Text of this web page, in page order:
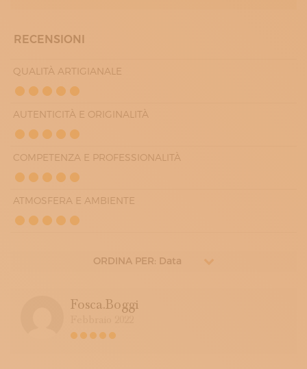
RECENSIONI
QUALITÀ ARTIGIANALE
AUTENTICITÀ E ORIGINALITÀ
COMPETENZA E PROFESSIONALITÀ
ATMOSFERA E AMBIENTE
ORDINA PER: Data
Fosca.boggi